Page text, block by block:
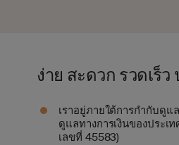
ง่าย สะดวก รวดเร็
เราอยู่ภายใต้การกำกับดูแ
ดูแลทางการเงินของประเ
เลขที่ 45583)